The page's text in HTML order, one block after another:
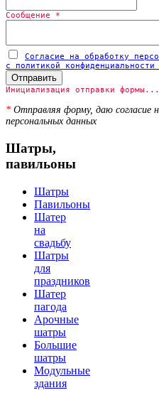
Сообщение *
Согласие на обработку
с политикой конфиденциальности
Отправить
Инициализация отправки формы...
* Отправляя форму, даю согласие
персональных данных
Шатры,
павильоны
Шатры
Павильоны
Шатер
на
свадьбу
Шатры
для
праздников
Шатер
пагода
Арочные
шатры
Большие
шатры
Модульные
здания